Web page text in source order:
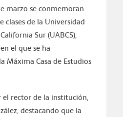
marzo se conmemoran
clases de la Universidad
Sur (UABCS),
el que se ha
Máxima Casa de Estudios
el rector de la institución,
destacando que la